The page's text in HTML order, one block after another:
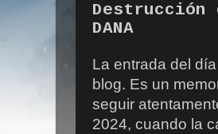
DANA
La entrada del
blog. Es un
seguir
2024, cuando la